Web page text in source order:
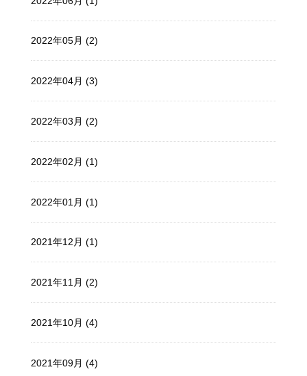
2022年05月 (2)
2022年04月 (3)
2022年03月 (2)
2022年02月 (1)
2022年01月 (1)
2021年12月 (1)
2021年11月 (2)
2021年10月 (4)
2021年09月 (4)